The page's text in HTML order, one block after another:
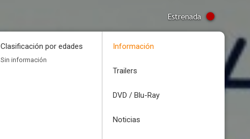
Estrenada
Clasificación por edades
Sin información
Información
Trailers
DVD / Blu-Ray
Noticias